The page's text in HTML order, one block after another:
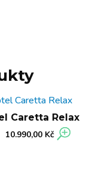
Caretta Relax
10.990,00 Kč